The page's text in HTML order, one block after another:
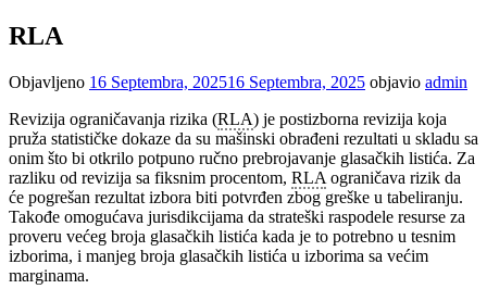
RLA
Objavljeno 16 Septembra, 202516 Septembra, 2025 objavio admin
Revizija ograničavanja rizika (RLA) je postizborna revizija koja
pruža statističke dokaze da su mašinski obrađeni rezultati u skladu sa
onim što bi otkrilo potpuno ručno prebrojavanje glasačkih listića. Za
razliku od revizija sa fiksnim procentom, RLA ograničava rizik da
će pogrešan rezultat izbora biti potvrđen zbog greške u tabeliranju.
Takođe omogućava jurisdikcijama da strateški raspodele resurse za
proveru većeg broja glasačkih listića kada je to potrebno u tesnim
izborima, i manjeg broja glasačkih listića u izborima sa većim
marginama.